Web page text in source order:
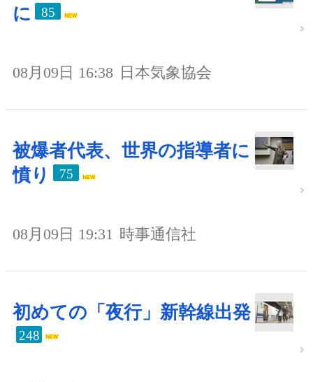
に
85
08月09日 16:38 日本気象協会
被爆者代表、世界の指導者に
憤り
75
08月09日 19:31 時事通信社
初めての「夜行」新幹線出発
248